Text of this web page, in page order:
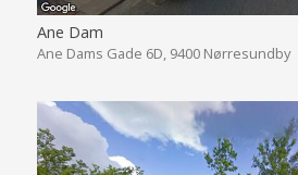
Ane Dam
Ane Dams Gade 6D, 9400 Nørresundby